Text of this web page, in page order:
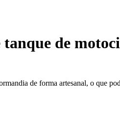
tanque de
de forma artesanal, o que